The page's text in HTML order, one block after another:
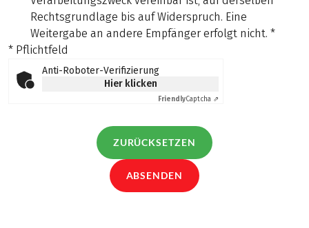
Rechtsgrundlage bis auf Widerspruch. Eine
Weitergabe an andere Empfänger erfolgt nicht. *
* Pflichtfeld
Anti-Roboter-Verifizierung
Hier klicken
FriendlyCaptcha ⇗
ZURÜCKSETZEN
ABSENDEN